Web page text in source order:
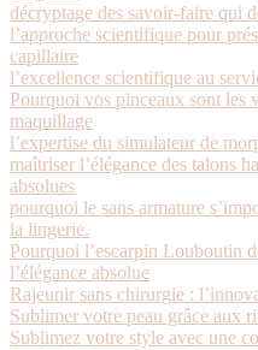
décryptage des savoir-faire qui
l’approche scientifique pour
capillaire
l’excellence scientifique au
Pourquoi vos pinceaux sont les
maquillage
l’expertise du simulateur de
maîtriser l’élégance des talons
absolues
pourquoi le sans armature
la lingerie.
Pourquoi l’escarpin Louboutin
l’élégance absolue
Rajeunir sans chirurgie :
Sublimer votre peau grâce aux
Sublimez votre style avec une